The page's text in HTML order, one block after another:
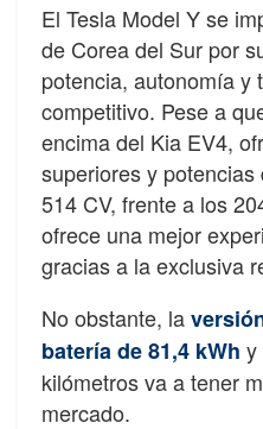
El Tesla Model Y se
de Corea del Sur por
potencia, autonomía y
competitivo. Pese a
encima del Kia EV4,
superiores y
514 CV, frente a los
ofrece una mejor
gracias a la exclusiva
No obstante, la
batería de 81,4 kWh y
kilómetros va a tener
mercado.